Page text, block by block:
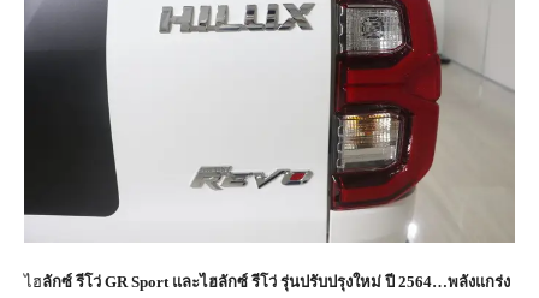
ไฮลักซ์ รีโว่ GR Sport และไฮลักซ์ รีโว่ รุ่นปรับปรุงใหม่ ปี 2564…พลังแกร่ง